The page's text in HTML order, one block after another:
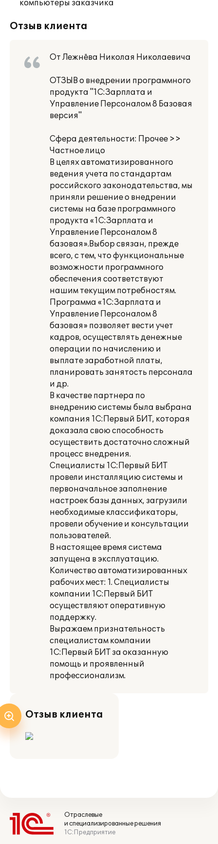
компьютеры заказчика
Отзыв клиента
От Лежнёва Николая Николаевича
ОТЗЫВ о внедрении программного
продукта "1С:Зарплата и
Управление Персоналом 8 Базовая
версия"
Сфера деятельности: Прочее >>
Частное лицо
В целях автоматизированного
ведения учета по стандартам
российского законодательства, мы
приняли решение о внедрении
системы на базе программного
продукта «1С:Зарплата и
Управление Персоналом 8
базовая».Выбор связан, прежде
всего, с тем, что функциональные
возможности программного
обеспечения соответствуют
нашим текущим потребностям.
Программа «1С:Зарплата и
Управление Персоналом 8
базовая» позволяет вести учет
кадров, осуществлять денежные
операции по начислению и
выплате заработной платы,
планировать занятость персонала
и др.
В качестве партнера по
внедрению системы была выбрана
компания 1С:Первый БИТ, которая
доказала свою способность
осуществить достаточно сложный
процесс внедрения.
Специалисты 1С:Первый БИТ
провели инсталляцию системы и
первоначальное заполнение
настроек базы данных, загрузили
необходимые классификаторы,
провели обучение и консультации
пользователей.
В настоящее время система
запущена в эксплуатацию.
Количество автоматизированных
рабочих мест: 1. Специалисты
компании 1С:Первый БИТ
осуществляют оперативную
поддержку.
Выражаем признательность
специалистам компании
1С:Первый БИТ за оказанную
помощь и проявленный
профессионализм.
Отзыв клиента
Отраслевые
и специализированные решения
1С:Предприятие